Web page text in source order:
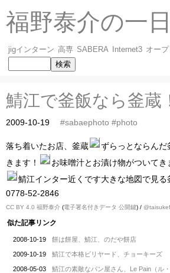
福野泰介の一
jigインターン 高専 SABERA Internet3 オー
鯖江で釜飯なら釜蔵
2009-10-19 #sabaephoto #photo
落ち着いたお店、釜蔵
ずらっとならんだ
きます！
お味噌汁とお漬け物がついてき
鯖江インター近くです大きな地図で見
0778-52-2846
CC BY 4.0 福野泰介 (電子署名付きデータ 公開鍵) / @taisukef
似た記事リンク
2008-10-19 餅は餅屋、鯖江、のだや餅店
2009-10-19 鯖江で本格ビリヤード、チョーキーズ
2008-05-03 鯖江の素敵なパン屋さん、Le Pain（ル・